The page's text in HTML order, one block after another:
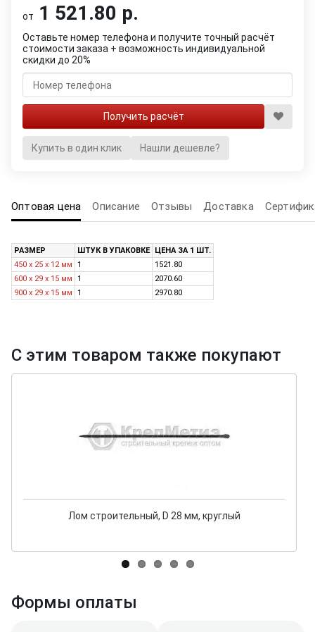
от 1 521.80 р.
Оставьте номер телефона и получите точный расчёт
стоимости заказа + возможность индивидуальной
скидки до 20%
Купить в один клик Нашли дешевле?
Оптовая цена Описание Отзывы Доставка
РАЗМЕР ШТУК В УПАКОВКЕ
ЦЕНА ЗА 1 ШТ.
450 х 25 х 12 мм
1
1521.80
600 х 29 х 15 мм
1
2070.60
900 х 29 х 15 мм
1 2970.80
С этим товаром также покупают
Лом строительный, D 28 мм, круглый
Формы оплаты